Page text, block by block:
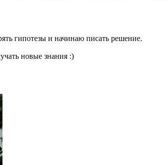
гипотезы и начинаю писать решение.
новые знания :)